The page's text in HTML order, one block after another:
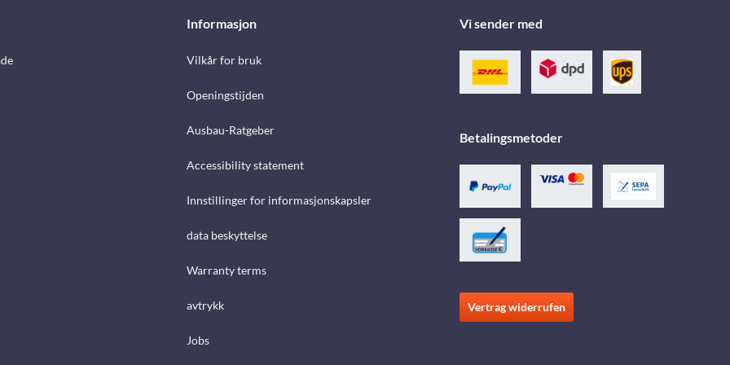
Informasjon
Vilkår for bruk
Openingstijden
Ausbau-Ratgeber
Accessibility statement
Innstillinger for informasjonskapsler
data beskyttelse
Warranty terms
avtrykk
Jobs
Vi sender med
Betalingsmetoder
Vertrag widerrufen